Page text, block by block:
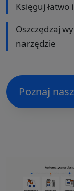
Księguj
Oszczędzaj
narzędzie
Poznaj